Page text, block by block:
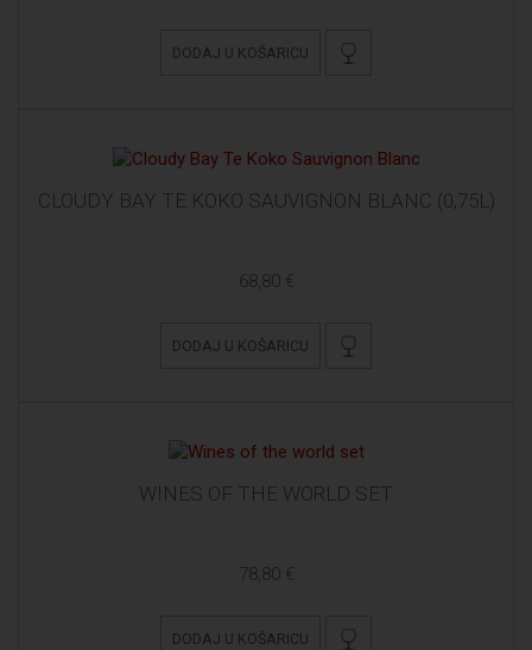
DODAJ U KOŠARICU
CLOUDY BAY TE KOKO SAUVIGNON BLANC (0,75L)
68,80 €
DODAJ U KOŠARICU
WINES OF THE WORLD SET
78,80 €
DODAJ U KOŠARICU